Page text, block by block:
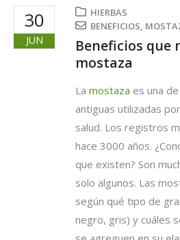
30
JUN
HIERBAS
BENEFICIOS,
Beneficios que
mostaza
La mostaza es una
antiguas utilizadas
salud. Los registros
hace 3000 años.
que existen? Son
solo algunos. Las
según qué tipo de
negro, gris) y cuáles